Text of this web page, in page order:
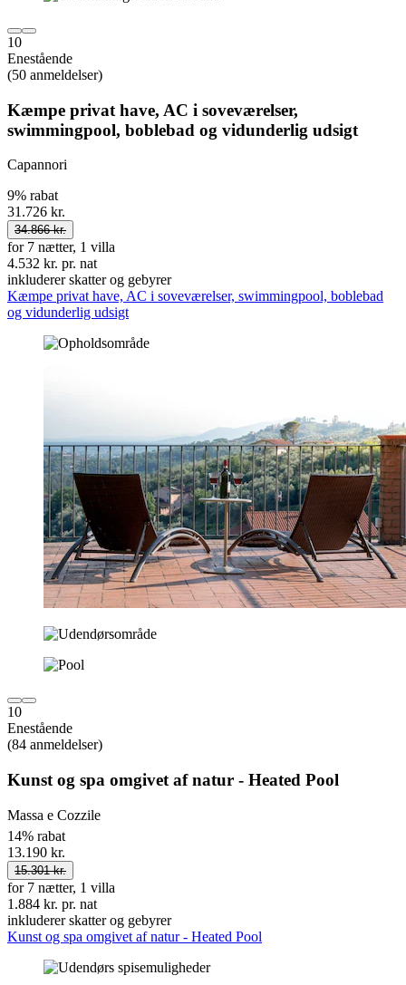
10
Enestående
(50 anmeldelser)
Kæmpe privat have, AC i soveværelser,
swimmingpool, boblebad og vidunderlig udsigt
Capannori
9% rabat
31.726 kr.
34.866 kr.
for 7 nætter, 1 villa
4.532 kr. pr. nat
inkluderer skatter og gebyrer
Kæmpe privat have, AC i soveværelser, swimmingpool, boblebad
og vidunderlig udsigt
10
Enestående
(84 anmeldelser)
Kunst og spa omgivet af natur - Heated Pool
Massa e Cozzile
14% rabat
13.190 kr.
15.301 kr.
for 7 nætter, 1 villa
1.884 kr. pr. nat
inkluderer skatter og gebyrer
Kunst og spa omgivet af natur - Heated Pool